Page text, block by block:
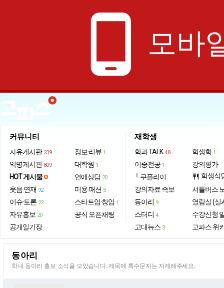
phone_android 모바
커뮤니티
자유게시판 239
익명게시판 809
HOT 게시물
웃음·연재 92
이슈·토론 22
자유홍보 20
공개일기장
정보·리뷰 1
대학원 1
연애상담 20
미용·패션 5
스타트업·창업 1
공식 오픈채팅
재학생
학과 TALK 48
이중전공 1
└ 쿠플라이
강의자료·족보
동아리 9
스터디 4
고대뉴스 3
학생회 1
강의평가
restaurant 학생식
셔틀버스
열람실 (실
수강신청
고파스 위
동아리
학내 동아리 홍보 소식을 모았습니다. 제목에 특수문자는 자제해주세요.